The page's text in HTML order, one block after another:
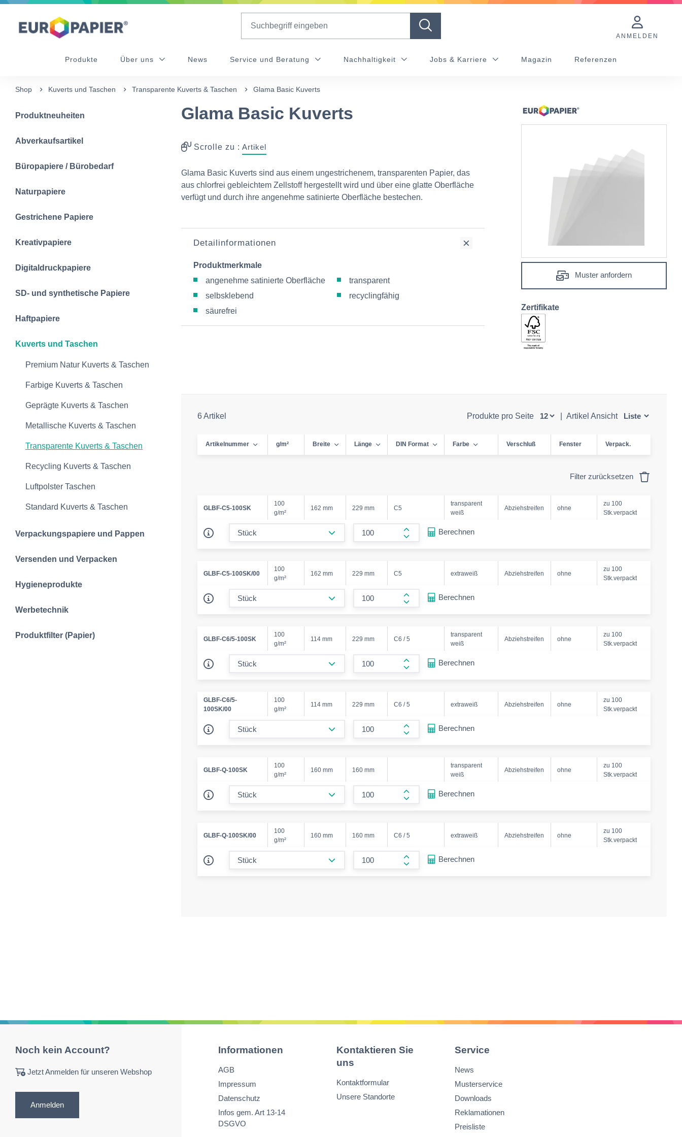
Table Of Content
ANMELDEN
Produkte Über uns News Service und Beratung Nachhaltigkeit Jobs & Karriere Magazin Referenzen
Shop Kuverts und Taschen Transparente Kuverts & Taschen Glama Basic Kuverts
Produktneuheiten
Abverkaufsartikel
Büropapiere / Bürobedarf
Naturpapiere
Gestrichene Papiere
Kreativpapiere
Digitaldruckpapiere
SD- und synthetische Papiere
Haftpapiere
Kuverts und Taschen
Premium Natur Kuverts & Taschen
Farbige Kuverts & Taschen
Geprägte Kuverts & Taschen
Metallische Kuverts & Taschen
Transparente Kuverts & Taschen
Recycling Kuverts & Taschen
Luftpolster Taschen
Standard Kuverts & Taschen
Verpackungspapiere und Pappen
Versenden und Verpacken
Hygieneprodukte
Werbetechnik
Produktfilter (Papier)
Glama Basic Kuverts
Scrolle zu : Artikel
Glama Basic Kuverts sind aus einem ungestrichenem, transparenten Papier, das
aus chlorfrei gebleichtem Zellstoff hergestellt wird und über eine glatte Oberfläche
verfügt und durch ihre angenehme satinierte Oberfläche bestechen.
Detailinformationen
Produktmerkmale
angenehme satinierte Oberfläche
selbsklebend
säurefrei
transparent
recyclingfähig
Muster anfordern
Zertifikate
6 Artikel Produkte pro Seite Artikel Ansicht
Artikelnummer g/m² Breite Länge DIN Format Farbe Verschluß Fenster Verpack.
Filter zurücksetzen
GLBF-C5-100SK
100
g/m²
162 mm 229 mm C5
transparent
weiß
Abziehstreifen ohne
zu 100
Stk.verpackt
form.increase-amount
Berechnen
GLBF-C5-100SK/00
100
g/m²
162 mm 229 mm C5 extraweiß Abziehstreifen ohne
zu 100
Stk.verpackt
form.increase-amount
Berechnen
GLBF-C6/5-100SK
100
g/m²
114 mm 229 mm C6 / 5
transparent
weiß
Abziehstreifen ohne
zu 100
Stk.verpackt
form.increase-amount
Berechnen
GLBF-C6/5-
100SK/00
100
g/m²
114 mm 229 mm C6 / 5 extraweiß Abziehstreifen ohne
zu 100
Stk.verpackt
form.increase-amount
Berechnen
GLBF-Q-100SK
100
g/m²
160 mm 160 mm
transparent
weiß
Abziehstreifen ohne
zu 100
Stk.verpackt
form.increase-amount
Berechnen
GLBF-Q-100SK/00
100
g/m²
160 mm 160 mm C6 / 5 extraweiß Abziehstreifen ohne
zu 100
Stk.verpackt
form.increase-amount
Berechnen
Noch kein Account?
Jetzt Anmelden für unseren Webshop
Anmelden
Informationen
AGB
Impressum
Datenschutz
Infos gem. Art 13-14
DSGVO
Kontaktieren Sie
uns
Kontaktformular
Unsere Standorte
Service
News
Musterservice
Downloads
Reklamationen
Preisliste